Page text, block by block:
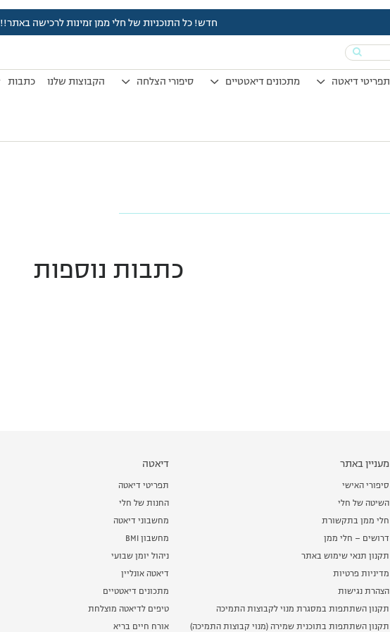
חדש! כל התוכניות של חלי ממן זמינות לרכישה באתר!!
תפריטי דיאטה מתכונים דיאטטיים סיפורי הצלחה הקבוצות שלנו כתבות
כתף טלה חגיגית (1)
כתבות נוספות
מעניין באתר
סיפורי האישי
השיטה של חלי
חלי ממן בתקשורת
דרושים – חלי ממן
תקנון תנאי שימוש באתר
מדיניות פרטיות
הצהרת נגישות
תקנון השתתפות במסגרת מנוי לקבוצות התמיכה
תקנון השתתפות בתוכנית שמירה (מנוי קבוצות התמיכה)
דיאטה
תפריטי דיאטה
החנות של חלי
מחשבוני דיאטה
מחשבון BMI
ניהול יומן שבועי
דיאטה אונליין
מתכונים דיאטטיים
טיפים לדיאטה מוצלחת
אורח חיים בריא